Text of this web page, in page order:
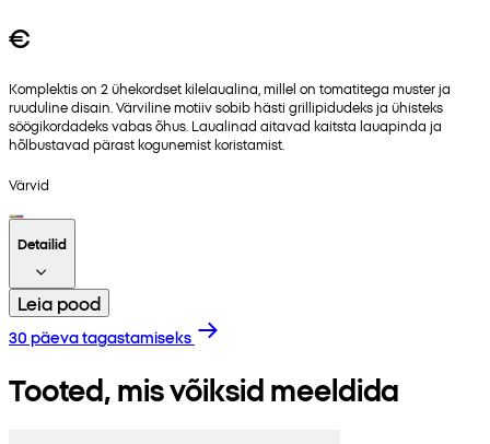
€
Komplektis on 2 ühekordset kilelaualina, millel on tomatitega muster ja
ruuduline disain. Värviline motiiv sobib hästi grillipidudeks ja ühisteks
söögikordadeks vabas õhus. Laualinad aitavad kaitsta lauapinda ja
hõlbustavad pärast kogunemist koristamist.
Värvid
Detailid
Leia pood
30 päeva tagastamiseks
Tooted, mis võiksid meeldida